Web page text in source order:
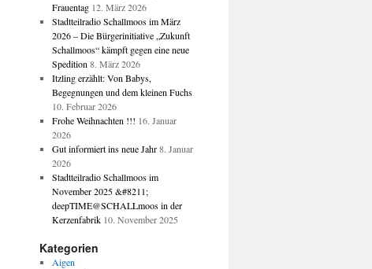
Frauentag 12. März 2026
Stadtteilradio Schallmoos im März
2026 – Die Bürgerinitiative „Zukunft
Schallmoos“ kämpft gegen eine neue
Spedition 8. März 2026
Itzling erzählt: Von Babys,
Begegnungen und dem kleinen Fuchs
10. Februar 2026
Frohe Weihnachten !!! 16. Januar
2026
Gut informiert ins neue Jahr 8. Januar
2026
Stadtteilradio Schallmoos im
November 2025 &#8211;
deepTIME@SCHALLmoos in der
Kerzenfabrik 10. November 2025
Kategorien
Aigen